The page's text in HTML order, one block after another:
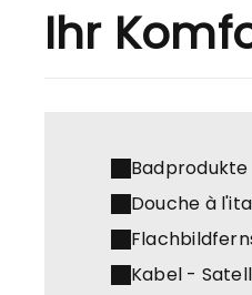
Ihr
Badprodukte
Douche à
Kabel -